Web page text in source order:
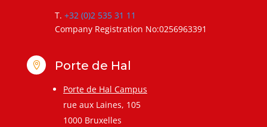
T. +32 (0)2 535 31 11
Company Registration No:0256963391
 Porte de Hal
Porte de Hal Campus
rue aux Laines, 105
1000 Bruxelles